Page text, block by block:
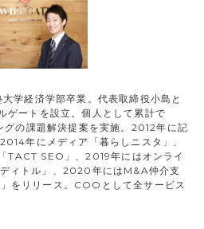
学経済学部卒業。代表取締役小島と
ートを設立。個人として累計で
の課題解決提案を実施。2012年に記
年にメディア「暮らしニスタ」、
TACT SEO」、2019年にはオンライ
ィトル」、2020年にはM&A仲介支
をリリース。COOとして全サービス